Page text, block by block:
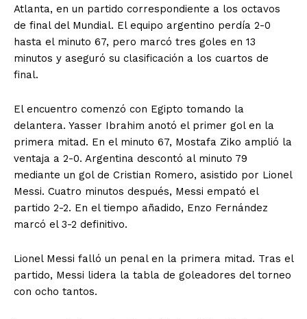
Atlanta, en un partido correspondiente a los octavos
de final del Mundial. El equipo argentino perdía 2-0
hasta el minuto 67, pero marcó tres goles en 13
minutos y aseguró su clasificación a los cuartos de
final.
El encuentro comenzó con Egipto tomando la
delantera. Yasser Ibrahim anotó el primer gol en la
primera mitad. En el minuto 67, Mostafa Ziko amplió la
ventaja a 2-0. Argentina descontó al minuto 79
mediante un gol de Cristian Romero, asistido por Lionel
Messi. Cuatro minutos después, Messi empató el
partido 2-2. En el tiempo añadido, Enzo Fernández
marcó el 3-2 definitivo.
Lionel Messi falló un penal en la primera mitad. Tras el
partido, Messi lidera la tabla de goleadores del torneo
con ocho tantos.